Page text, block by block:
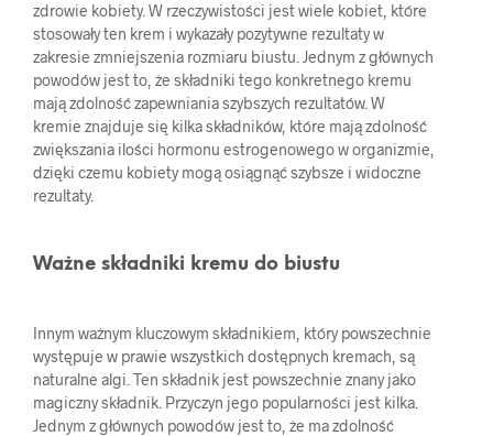
zdrowie kobiety. W rzeczywistości jest wiele kobiet, które
stosowały ten krem ​​i wykazały pozytywne rezultaty w
zakresie zmniejszenia rozmiaru biustu. Jednym z głównych
powodów jest to, że składniki tego konkretnego kremu
mają zdolność zapewniania szybszych rezultatów. W
kremie znajduje się kilka składników, które mają zdolność
zwiększania ilości hormonu estrogenowego w organizmie,
dzięki czemu kobiety mogą osiągnąć szybsze i widoczne
rezultaty.
Ważne składniki kremu do biustu
Innym ważnym kluczowym składnikiem, który powszechnie
występuje w prawie wszystkich dostępnych kremach, są
naturalne algi. Ten składnik jest powszechnie znany jako
magiczny składnik. Przyczyn jego popularności jest kilka.
Jednym z głównych powodów jest to, że ma zdolność